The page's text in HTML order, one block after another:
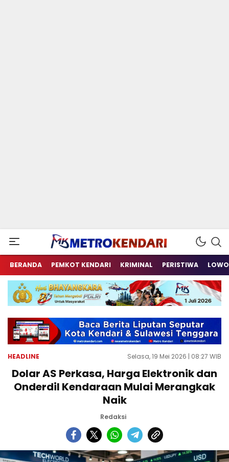
metrokendari
Berita Terkini Sulawesi Tenggara
BERANDA PEMKOT KENDARI KRIMINAL PERISTIWA
HEADLINE Selasa, 19 Mei 2026 | 08:27 WIB
Dolar AS Perkasa, Harga Elektronik dan
Onderdil Kendaraan Mulai Merangkak
Naik
Redaksi